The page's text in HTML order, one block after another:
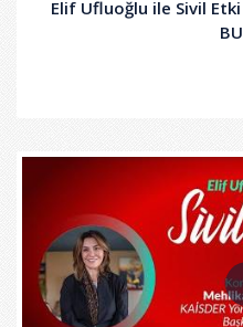
Elif Ufluoğlu ile Sivil